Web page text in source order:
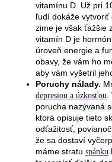
vitamínu D. Už pri
ľudí dokáže vytvoriť
zime je však ťažšie
vitamín D je
úroveň energie a
obavy, že vám ho
aby vám vyšetril
Poruchy nálady.
depresiou a úzkosťou.
porucha nazývaná
ktorá opisuje tieto
odťažitosť,
že sa dostaví
máme stratu spánku